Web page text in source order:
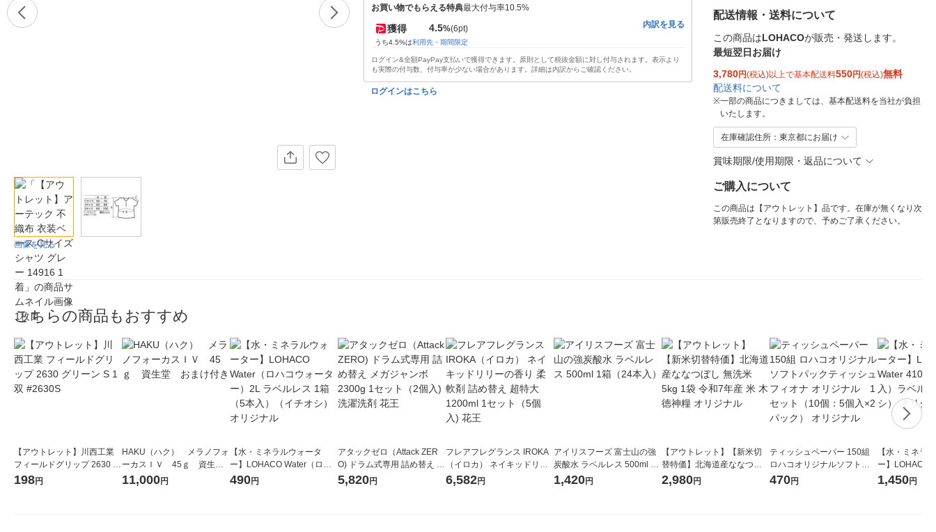
画像を見る
お買い物でもらえる特典最大付与率10.5%
獲得 4.5%(6pt)
うち4.5%は利用先・期間限定
内訳を見る
ログイン&全額PayPay支払いで獲得できます。原則として税抜金額に対し付与されます。表示より
も実際の付与数、付与率が少ない場合があります。詳細は内訳からご確認ください。
ログインはこちら
配送情報・送料について
この商品はLOHACOが販売・発送します。
最短翌日お届け
3,780円(税込)以上で基本配送料550円(税込)無料
配送料について
※一部の商品につきましては、基本配送料を当社が負担
いたします。
在庫確認住所：東京都にお届け
賞味期限/使用期限・返品について
ご購入について
この商品は【アウトレット】品です。在庫が無くなり次
第販売終了となりますので、予めご了承ください。
こちらの商品もおすすめ
【アウトレット】川西工業
フィールドグリップ 2630 グ
リーン S 1双 #2630S
198円
HAKU（ハク） メラノフォ
ーカスＩＶ 45ｇ 資生
堂 おまけ付き
11,000円
【水・ミネラルウォータ
ー】LOHACO Water（ロハ
コウォーター）2L ラベルレ
490円
アタックゼロ（Attack ZER
O) ドラム式専用 詰め替え メ
ガジャンボ 2300g 1セット
5,820円
フレアフレグランス IROKA
（イロカ） ネイキッドリリ
ーの香り 柔軟剤 詰め替え 超
6,582円
アイリスフーズ 富士山の強
炭酸水 ラベルレス 500ml 1
箱（24本入）
1,420円
【アウトレット】【新米切
替特価】北海道産ななつぼ
し 無洗米 5kg 1袋 令和7年産
2,980円
ティッシュペーパー 150組
ロハコオリジナルソフトパ
ックティッシュ フィオナ オ
470円
【水・ミネラ
ー】LOHACO
1箱（20本入
1,450円